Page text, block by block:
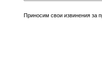
Приносим свои извинения за